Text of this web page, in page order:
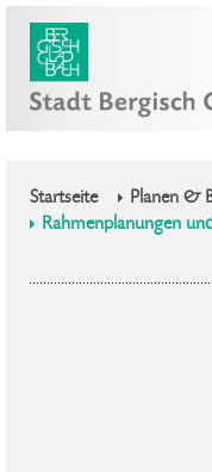
Startseite Planen &
Rahmenplanungen